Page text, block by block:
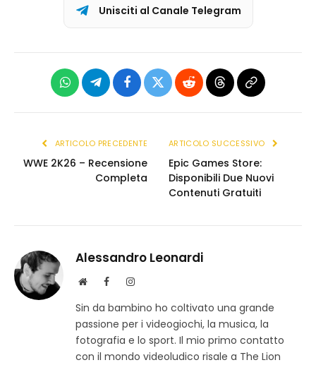
Unisciti al Canale Telegram
WhatsAppTelegramFacebook
X
RedditThreadsCopia
ARTICOLO PRECEDENTE
WWE 2K26 – Recensione
Completa
ARTICOLO SUCCESSIVO
Epic Games Store:
Disponibili Due Nuovi
Contenuti Gratuiti
Alessandro Leonardi
S
t
o
w
F
c
e
b
I
s
t
a
Sin da bambino ho coltivato una grande
passione per i videogiochi, la musica, la
fotografia e lo sport. Il mio primo contatto
con il mondo videoludico risale a The Lion